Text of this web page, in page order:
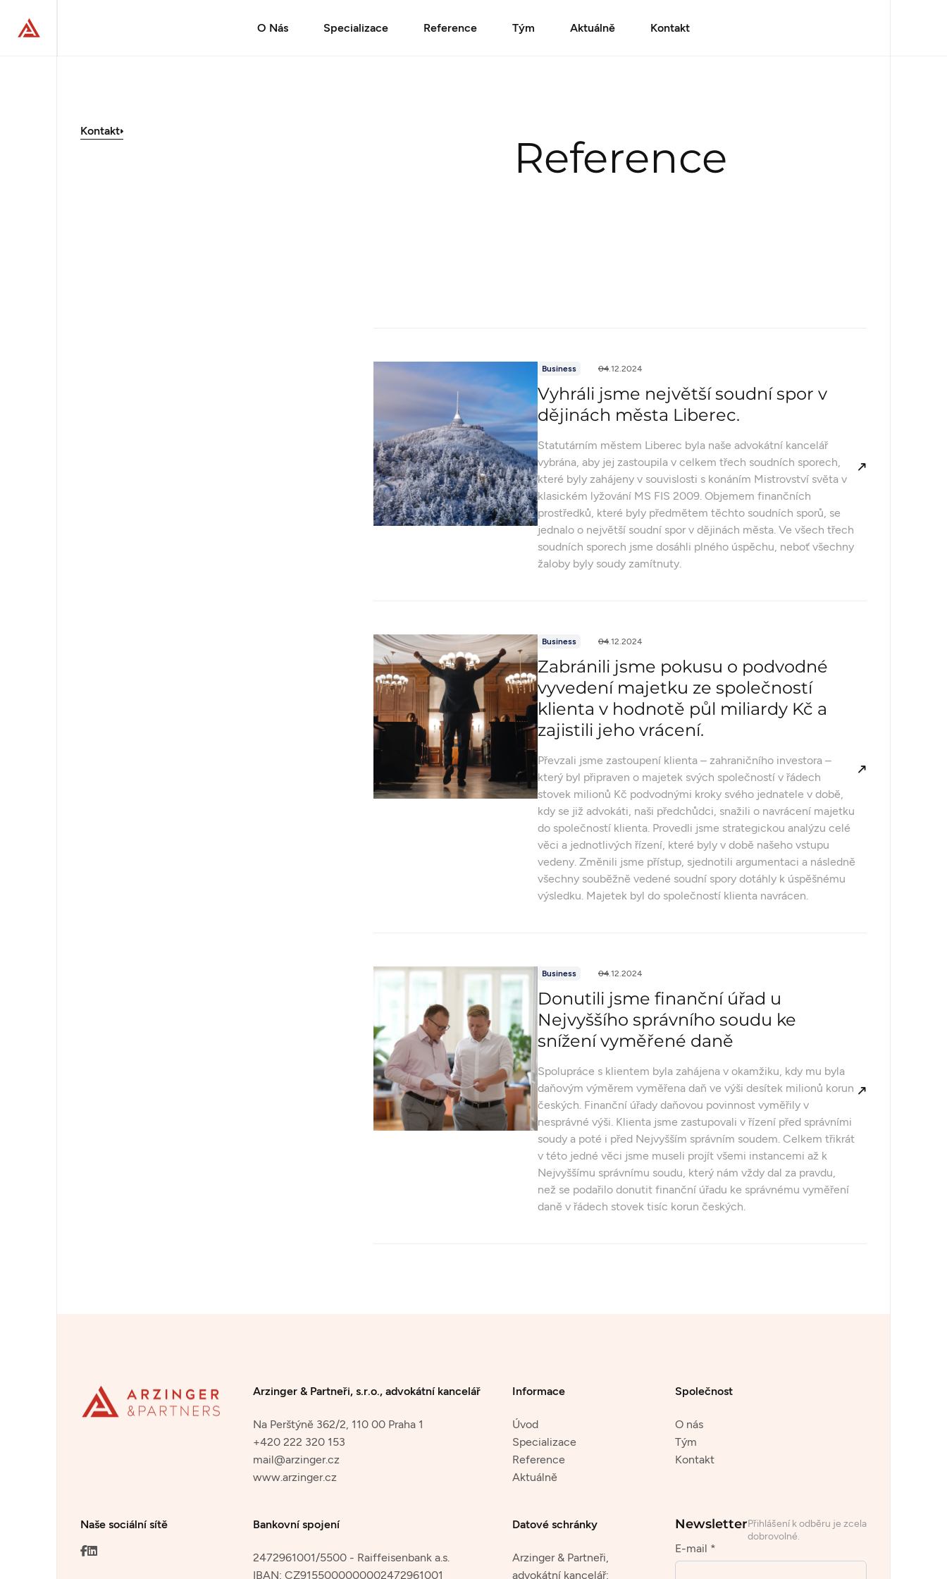
O Nás Specializace Reference Tým Aktuálně Kontakt
Kontakt
Reference
Business 04.12.2024
Vyhráli jsme největší soudní spor v
dějinách města Liberec.
Statutárním městem Liberec byla naše advokátní kancelář
vybrána, aby jej zastoupila v celkem třech soudních sporech,
které byly zahájeny v souvislosti s konáním Mistrovství světa v
klasickém lyžování MS FIS 2009. Objemem finančních
prostředků, které byly předmětem těchto soudních sporů, se
jednalo o největší soudní spor v dějinách města. Ve všech třech
soudních sporech jsme dosáhli plného úspěchu, neboť všechny
žaloby byly soudy zamítnuty.
Business 04.12.2024
Zabránili jsme pokusu o podvodné
vyvedení majetku ze společností
klienta v hodnotě půl miliardy Kč a
zajistili jeho vrácení.
Převzali jsme zastoupení klienta – zahraničního investora –
který byl připraven o majetek svých společností v řádech
stovek milionů Kč podvodnými kroky svého jednatele v době,
kdy se již advokáti, naši předchůdci, snažili o navrácení majetku
do společností klienta. Provedli jsme strategickou analýzu celé
věci a jednotlivých řízení, které byly v době našeho vstupu
vedeny. Změnili jsme přístup, sjednotili argumentaci a následně
všechny souběžně vedené soudní spory dotáhly k úspěšnému
výsledku. Majetek byl do společností klienta navrácen.
Business 04.12.2024
Donutili jsme finanční úřad u
Nejvyššího správního soudu ke
snížení vyměřené daně
Spolupráce s klientem byla zahájena v okamžiku, kdy mu byla
daňovým výměrem vyměřena daň ve výši desítek milionů korun
českých. Finanční úřady daňovou povinnost vyměřily v
nesprávné výši. Klienta jsme zastupovali v řízení před správními
soudy a poté i před Nejvyšším správním soudem. Celkem třikrát
v této jedné věci jsme museli projít všemi instancemi až k
Nejvyššímu správnímu soudu, který nám vždy dal za pravdu,
než se podařilo donutit finanční úřadu ke správnému vyměření
daně v řádech stovek tisíc korun českých.
Arzinger & Partneři, s.r.o., advokátní kancelář
Na Perštýně 362/2, 110 00 Praha 1
+420 222 320 153
mail@arzinger.cz
www.arzinger.cz
Informace
Úvod
Specializace
Reference
Aktuálně
Společnost
O nás
Tým
Kontakt
Naše sociální sítě Bankovní spojení
2472961001/5500 - Raiffeisenbank a.s.
IBAN: CZ9155000000002472961001
Datové schránky
Arzinger & Partneři,
advokátní kancelář:
NewsletterPřihlášení k odběru je zcela
dobrovolné.
E-mail *